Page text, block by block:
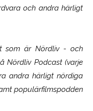
och andra härligt
som ärNördliv- och
Nördliv Podcast (varje
andra härligt nördiga
populärfilmspodden